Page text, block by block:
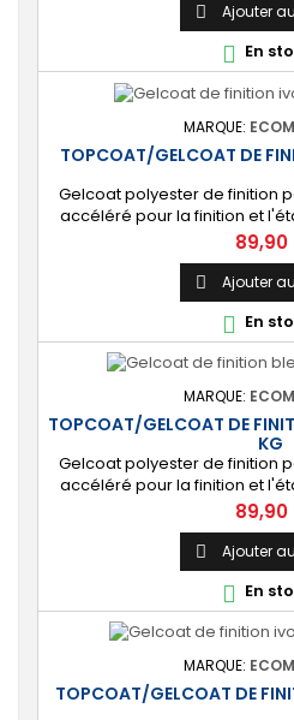
de qualité] Fournit une
et uniforme qui protège
de votre
 Ajouter
 En
MARQUE:
TOPCOAT/GELCOAT DE
Gelcoat polyester de finition
accéléré pour la finition et
bassins. [Finition] : Fournit
brillante qualité immersion.
stratification résine et fibre
catalyseur
Prix
89,90
 Ajouter
 En
MARQUE:
TOPCOAT/GELCOAT DE
KG
Gelcoat polyester de finition
accéléré pour la finition et
bassins. [Finition] : Fournit
brillante qualité immersion.
stratification résine et fibre
catalyseur
Prix
89,90
 Ajouter
 En
MARQUE:
TOPCOAT/GELCOAT DE